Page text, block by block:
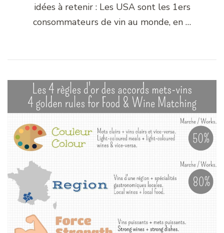
idées à retenir : Les USA sont les 1ers
consommateurs de vin au monde, en …